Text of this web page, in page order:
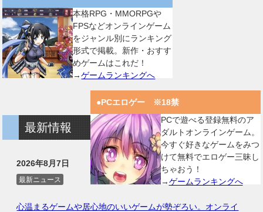
本格RPG・MMORPGや
FPSなどオンラインゲーム
をジャンル別にランキング
形式で掲載。新作・おすす
めゲームはこれだ！
→ゲームランキングへ
●PCエロゲー ※18禁
PCで遊べる登録無料のア
ダルトオンラインゲーム。
今すぐ好きなゲームをみつ
けて無料でエロゲー三昧し
ちゃおう！
→ゲームランキングへ
最新情報
2026年8月7日
最新ニュース
心温まるゲームや居心地のいいゲームが勢ぞろい。オンライ